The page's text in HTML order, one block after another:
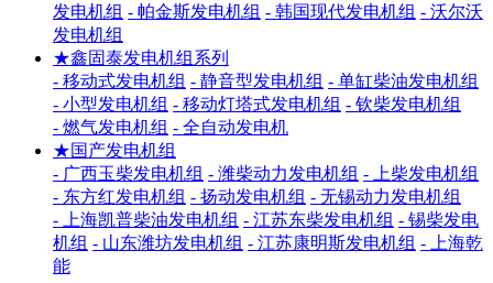
发电机组 - 帕金斯发电机组 - 韩国现代发电机组 - 沃尔沃
发电机组
★鑫固泰发电机组系列
- 移动式发电机组 - 静音型发电机组 - 单缸柴油发电机组
- 小型发电机组 - 移动灯塔式发电机组 - 钦柴发电机组
- 燃气发电机组 - 全自动发电机
★国产发电机组
- 广西玉柴发电机组 - 潍柴动力发电机组 - 上柴发电机组
- 东方红发电机组 - 扬动发电机组 - 无锡动力发电机组
- 上海凯普柴油发电机组 - 江苏东柴发电机组 - 锡柴发电
机组 - 山东潍坊发电机组 - 江苏康明斯发电机组 - 上海乾
能